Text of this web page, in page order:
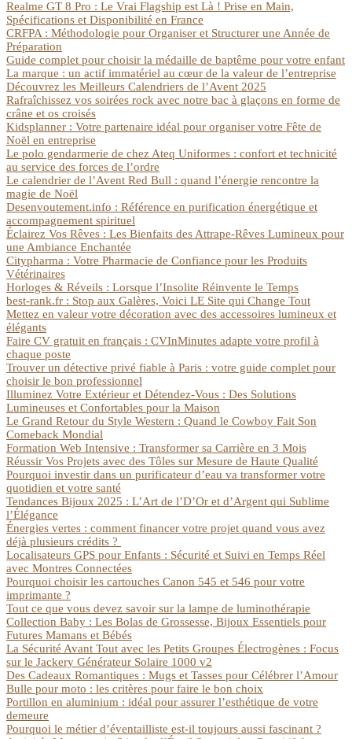
Realme GT 8 Pro : Le Vrai Flagship est Là ! Prise en Main,
Spécifications et Disponibilité en France
CRFPA : Méthodologie pour Organiser et Structurer une Année de
Préparation
Guide complet pour choisir la médaille de baptême pour votre enfant
La marque : un actif immatériel au cœur de la valeur de l’entreprise
Découvrez les Meilleurs Calendriers de l’Avent 2025
Rafraîchissez vos soirées rock avec notre bac à glaçons en forme de
crâne et os croisés
Kidsplanner : Votre partenaire idéal pour organiser votre Fête de
Noël en entreprise
Le polo gendarmerie de chez Ateq Uniformes : confort et technicité
au service des forces de l’ordre
Le calendrier de l’Avent Red Bull : quand l’énergie rencontre la
magie de Noël
Desenvoutement.info : Référence en purification énergétique et
accompagnement spirituel
Éclairez Vos Rêves : Les Bienfaits des Attrape-Rêves Lumineux pour
une Ambiance Enchantée
Citypharma : Votre Pharmacie de Confiance pour les Produits
Vétérinaires
Horloges & Réveils : Lorsque l’Insolite Réinvente le Temps
best-rank.fr : Stop aux Galères, Voici LE Site qui Change Tout
Mettez en valeur votre décoration avec des accessoires lumineux et
élégants
Faire CV gratuit en français : CVInMinutes adapte votre profil à
chaque poste
Trouver un détective privé fiable à Paris : votre guide complet pour
choisir le bon professionnel
Illuminez Votre Extérieur et Détendez-Vous : Des Solutions
Lumineuses et Confortables pour la Maison
Le Grand Retour du Style Western : Quand le Cowboy Fait Son
Comeback Mondial
Formation Web Intensive : Transformer sa Carrière en 3 Mois
Réussir Vos Projets avec des Tôles sur Mesure de Haute Qualité
Pourquoi investir dans un purificateur d’eau va transformer votre
quotidien et votre santé
Tendances Bijoux 2025 : L’Art de l’D’Or et d’Argent qui Sublime
l’Élégance
Énergies vertes : comment financer votre projet quand vous avez
déjà plusieurs crédits ?
Localisateurs GPS pour Enfants : Sécurité et Suivi en Temps Réel
avec Montres Connectées
Pourquoi choisir les cartouches Canon 545 et 546 pour votre
imprimante ?
Tout ce que vous devez savoir sur la lampe de luminothérapie
Collection Baby : Les Bolas de Grossesse, Bijoux Essentiels pour
Futures Mamans et Bébés
La Sécurité Avant Tout avec les Petits Groupes Électrogènes : Focus
sur le Jackery Générateur Solaire 1000 v2
Des Cadeaux Romantiques : Mugs et Tasses pour Célébrer l’Amour
Bulle pour moto : les critères pour faire le bon choix
Portillon en aluminium : idéal pour assurer l’esthétique de votre
demeure
Pourquoi le métier d’éventailliste est-il toujours aussi fascinant ?